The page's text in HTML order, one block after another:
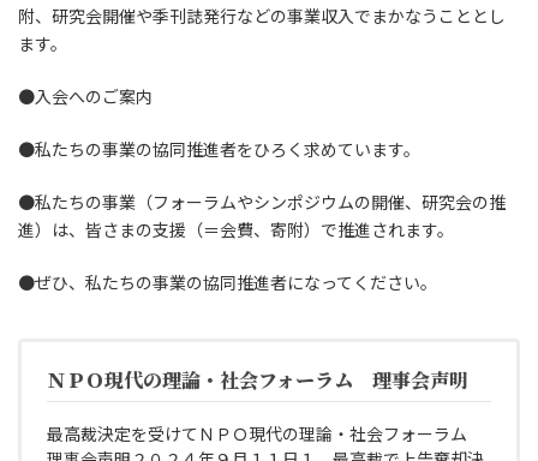
附、研究会開催や季刊誌発行などの事業収入でまかなうこととし
ます。
●入会へのご案内
●私たちの事業の協同推進者をひろく求めています。
●私たちの事業（フォーラムやシンポジウムの開催、研究会の推
進）は、皆さまの支援（＝会費、寄附）で推進されます。
●ぜひ、私たちの事業の協同推進者になってください。
ＮＰＯ現代の理論・社会フォーラム 理事会声明
最高裁決定を受けてＮＰＯ現代の理論・社会フォーラム